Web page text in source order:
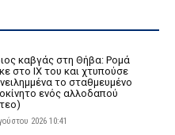
καβγάς στη Θήβα: Ρομά
στο ΙΧ του και χτυπούσε
το σταθμευμένο
ενός αλλοδαπού
2026 10:41